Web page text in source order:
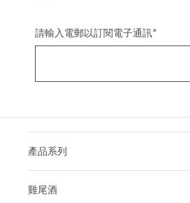
請輸入電郵以訂閱電子通訊*
產品系列
雞尾酒